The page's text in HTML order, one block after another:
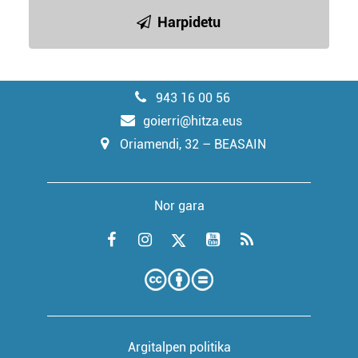
Harpidetu
943 16 00 56
goierri@hitza.eus
Oriamendi, 32 – BEASAIN
Nor gara
Argitalpen politika